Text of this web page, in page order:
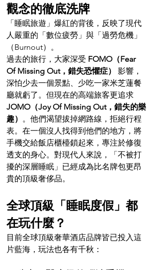
觀念的徹底洗牌
「睡眠旅遊」爆紅的背後，反映了現代
人嚴重的「數位疲勞」與「過勞危機」
（Burnout）。
過去的旅行，大家深受 FOMO（Fear
Of Missing Out，錯失恐懼症）
影響，
深怕少去一個景點、少吃一家米芝蓮餐
廳就虧了。但現在的高端旅客更追求
JOMO（Joy Of Missing Out，錯失的樂
趣） 。他們渴望拔掉網路線，拒絕行程
表。在一個沒人找得到他們的地方，將
手機交給飯店櫃檯鎖起來，專注於修復
透支的身心。對現代人來說，「不被打
擾的深層睡眠」已經成為比名牌包更昂
貴的頂級奢侈品。
全球頂級「睡眠度假」都
在玩什麼？
目前全球頂級奢華酒店品牌皆已投入這
片藍海，玩法也各有千秋：